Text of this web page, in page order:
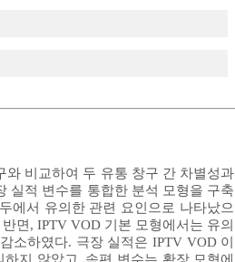
비교하여 두 유통 창구 간 차별성과
실적 변수를 통합한 분석 모형을 구축
에서 유의한 관련 요인으로 나타났으
면, IPTV VOD 기본 모형에서는 유의
소하였다. 극장 실적은 IPTV VOD 이